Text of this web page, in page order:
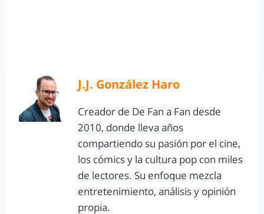
J.J. González Haro
Creador de De Fan a Fan desde
2010, donde lleva años
compartiendo su pasión por el cine,
los cómics y la cultura pop con miles
de lectores. Su enfoque mezcla
entretenimiento, análisis y opinión
propia.